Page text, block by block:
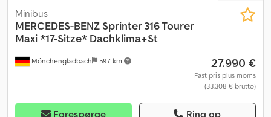
Mönchengladbach 597 km
Minibus
MERCEDES-BENZ Sprinter 316 Tourer
Maxi *17-Sitze* Dachklima+St
27.990 €
Fast pris plus moms
(33.308 € brutto)
Forespørge Ring op